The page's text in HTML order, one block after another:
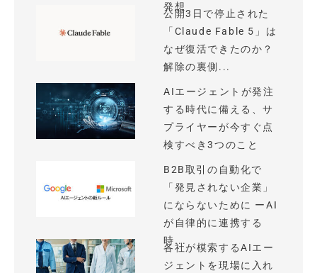
発想
公開3日で停止された
「Claude Fable 5」は
なぜ復活できたのか？
解除の裏側...
AIエージェントが発注
する時代に備える、サ
プライヤーが今すぐ点
検すべき3つのこと
B2B取引の自動化で
「発見されない企業」
にならないために ーAI
が自律的に連携する
時...
各社が模索するAIエー
ジェントを現場に入れ